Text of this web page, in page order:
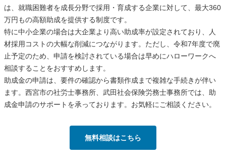
は、就職困難者を成長分野で採用・育成する企業に対して、最大360
万円もの高額助成を提供する制度です。
特に中小企業の場合は大企業より高い助成率が設定されており、人
材採用コストの大幅な削減につながります。ただし、令和7年度で廃
止予定のため、申請を検討されている場合は早めにハローワークへ
相談することをおすすめします。
助成金の申請は、要件の確認から書類作成まで複雑な手続きが伴い
ます。西宮市の社労士事務所、武田社会保険労務士事務所では、助
成金申請のサポートを承っております。お気軽にご相談ください。
無料相談はこちら